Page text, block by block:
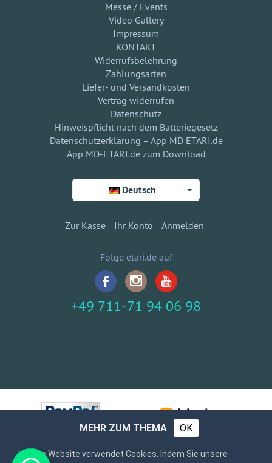
Messe / Events
Video Gallery
Impressum
KONTAKT
Widerrufsbelehrung
Zahlungsarten
Liefer- und Versandkosten
Vertrag widerrufen
Datenschutz
Hinweispflicht nach dem Batteriegesetz
Datenschutzerklärung – App MD ETARI.de
App MD-ETARI.de zum Download
Deutsch
Zur Kasse Ihr Konto Anmelden
Folge etari.de auf
+49 711-71 94 06 98
MEHR ZUM THEMA OK
Unsere Website verwendet Cookies. Indem Sie unsere